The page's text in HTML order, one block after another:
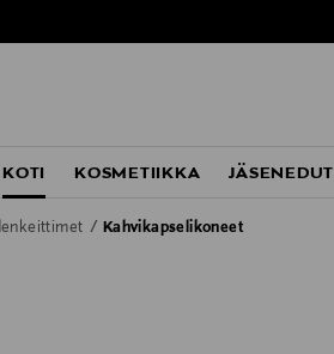
KOTI KOSMETIIKKA JÄSENEDUT
Kahvikapselikoneet